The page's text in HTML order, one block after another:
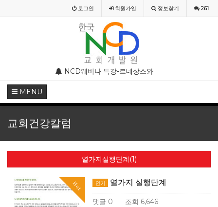
로그인 회원가입 정보찾기 261
NCD웨비나 특강-르네상스와 종교개혁기의 기독교미술
MENU
교회건강칼럼
열가지실행단계(1)
Hot 인기 열가지 실행단계
댓글 0 | 조회 6,646